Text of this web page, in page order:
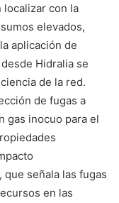
localizar con la
elevados,
aplicación de
Hidralia se
de la red.
de fugas a
gas inocuo para el
que señala las fugas
en las